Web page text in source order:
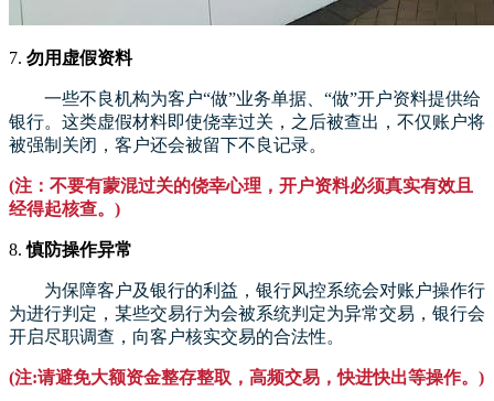
7. 勿用虚假资料
一些不良机构为客户“做”业务单据、“做”开户资料提供给
银行。这类虚假材料即使侥幸过关，之后被查出，不仅账户将
被强制关闭，客户还会被留下不良记录。
(注：不要有蒙混过关的侥幸心理，开户资料必须真实有效且
经得起核查。)
8.慎防操作异常
为保障客户及银行的利益，银行风控系统会对账户操作行
为进行判定，某些交易行为会被系统判定为异常交易，银行会
开启尽职调查，向客户核实交易的合法性。
(注:请避免大额资金整存整取，高频交易，快进快出等操作。)